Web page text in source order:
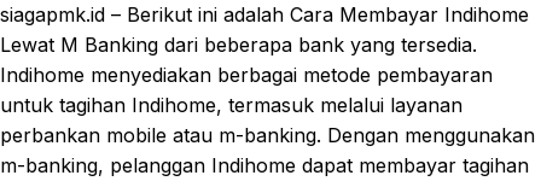
siagapmk.id – Berikut ini adalah Cara Membayar Indihome
Lewat M Banking dari beberapa bank yang tersedia.
Indihome menyediakan berbagai metode pembayaran
untuk tagihan Indihome, termasuk melalui layanan
perbankan mobile atau m-banking. Dengan menggunakan
m-banking, pelanggan Indihome dapat membayar tagihan